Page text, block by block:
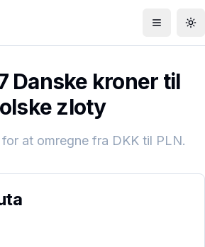
Åbn menu
Danske kroner til
zloty
at omregne fra DKK til PLN.